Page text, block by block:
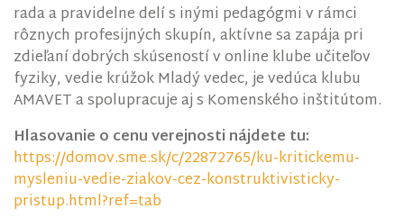
rada a pravidelne delí s inými pedagógmi v rámci
rôznych profesijných skupín, aktívne sa zapája pri
zdieľaní dobrých skúseností v online klube učiteľov
fyziky, vedie krúžok Mladý vedec, je vedúca klubu
AMAVET a spolupracuje aj s Komenského inštitútom.
Hlasovanie o cenu verejnosti nájdete tu:
https://domov.sme.sk/c/22872765/ku-kritickemu-
mysleniu-vedie-ziakov-cez-konstruktivisticky-
pristup.html?ref=tab